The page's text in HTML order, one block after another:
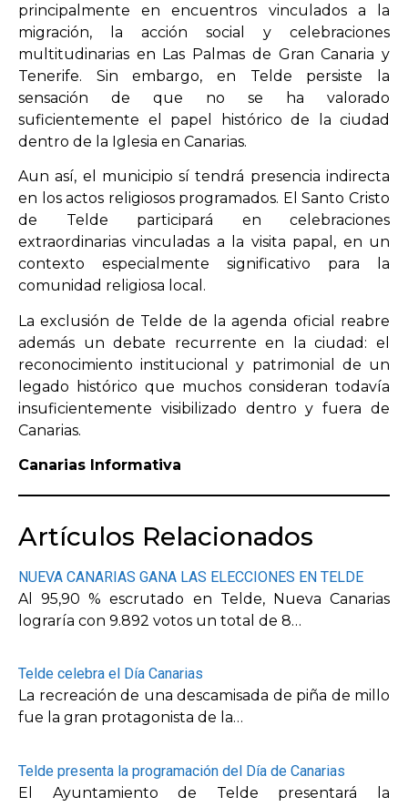
principalmente en encuentros vinculados a la
migración, la acción social y celebraciones
multitudinarias en Las Palmas de Gran Canaria y
Tenerife. Sin embargo, en Telde persiste la
sensación de que no se ha valorado
suficientemente el papel histórico de la ciudad
dentro de la Iglesia en Canarias.
Aun así, el municipio sí tendrá presencia indirecta
en los actos religiosos programados. El Santo Cristo
de Telde participará en celebraciones
extraordinarias vinculadas a la visita papal, en un
contexto especialmente significativo para la
comunidad religiosa local.
La exclusión de Telde de la agenda oficial reabre
además un debate recurrente en la ciudad: el
reconocimiento institucional y patrimonial de un
legado histórico que muchos consideran todavía
insuficientemente visibilizado dentro y fuera de
Canarias.
Canarias Informativa
Artículos Relacionados
NUEVA CANARIAS GANA LAS ELECCIONES EN TELDE
Al 95,90 % escrutado en Telde, Nueva Canarias
lograría con 9.892 votos un total de 8…
Telde celebra el Día Canarias
La recreación de una descamisada de piña de millo
fue la gran protagonista de la…
Telde presenta la programación del Día de Canarias
El Ayuntamiento de Telde presentará la